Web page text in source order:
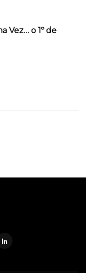
Vez… o 1º de